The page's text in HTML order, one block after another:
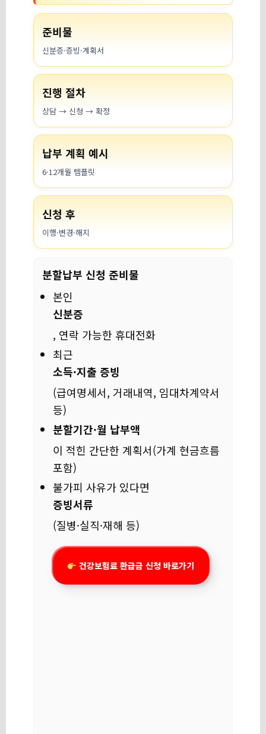
준비물
신분증·증빙·계획서
진행 절차
상담 → 신청 → 확정
납부 계획 예시
6·12개월 템플릿
신청 후
이행·변경·해지
분할납부 신청 준비물
본인
신분증
, 연락 가능한 휴대전화
최근
소득·지출 증빙
(급여명세서, 거래내역, 임대차계약서
등)
분할기간·월 납부액
이 적힌 간단한 계획서(가계 현금흐름
포함)
불가피 사유가 있다면
증빙서류
(질병·실직·재해 등)
건강보험료 환급금 신청 바로가기